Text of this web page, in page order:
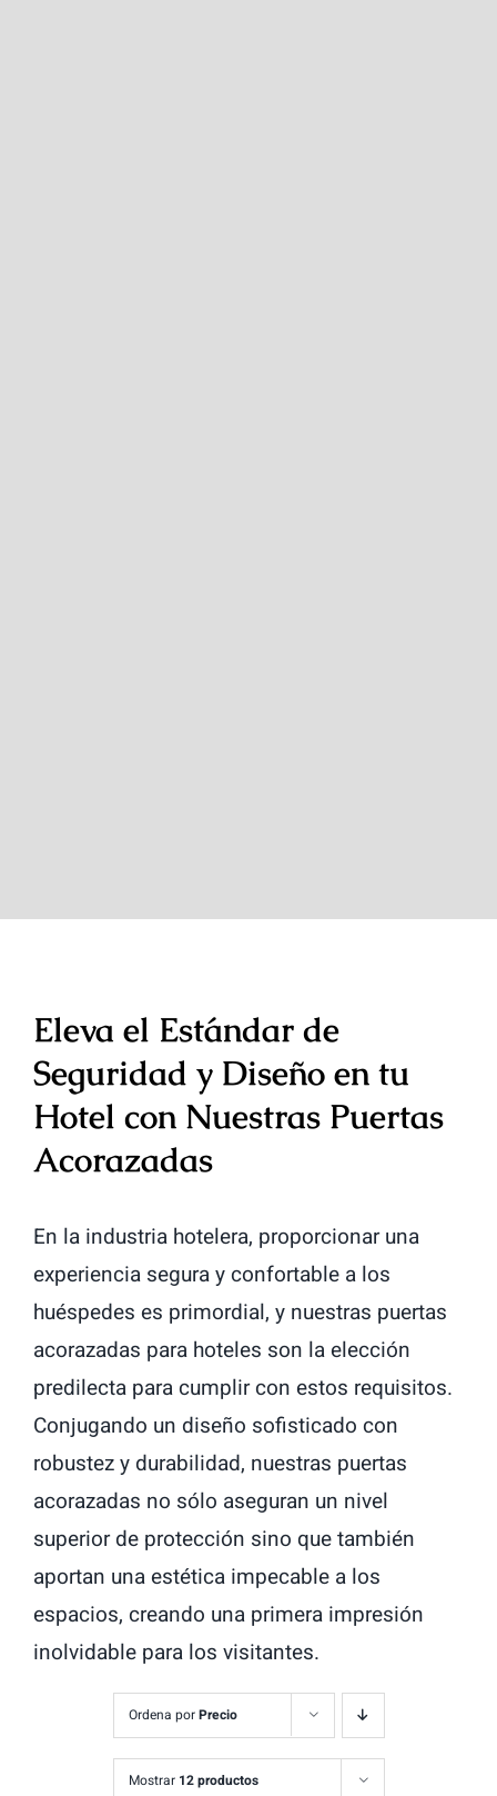
Eleva el Estándar de
Seguridad y Diseño en tu
Hotel con Nuestras Puertas
Acorazadas
En la industria hotelera, proporcionar una
experiencia segura y confortable a los
huéspedes es primordial, y nuestras puertas
acorazadas para hoteles son la elección
predilecta para cumplir con estos requisitos.
Conjugando un diseño sofisticado con
robustez y durabilidad, nuestras puertas
acorazadas no sólo aseguran un nivel
superior de protección sino que también
aportan una estética impecable a los
espacios, creando una primera impresión
inolvidable para los visitantes.
Ordena porPrecio
Mostrar 12 productos